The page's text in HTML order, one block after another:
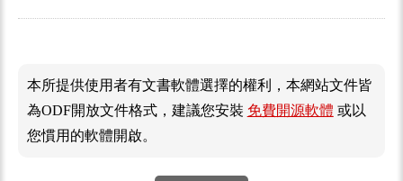
本所提供使用者有文書軟體選擇的權利，本網站文件皆
為ODF開放文件格式，建議您安裝 免費開源軟體 或以
您慣用的軟體開啟。